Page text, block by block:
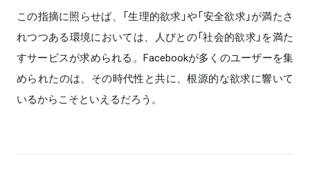
この指摘に照らせば、「生理的欲求」や「安全欲求」が満たさ
れつつある環境においては、人びとの「社会的欲求」を満た
すサービスが求められる。Facebookが多くのユーザーを集
められたのは、その時代性と共に、根源的な欲求に響いて
いるからこそといえるだろう。